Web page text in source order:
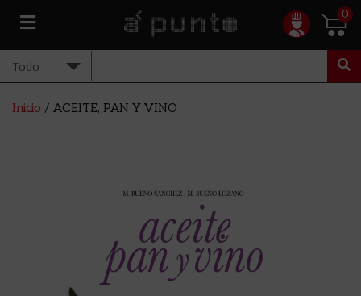
0
Inicio / ACEITE, PAN Y VINO